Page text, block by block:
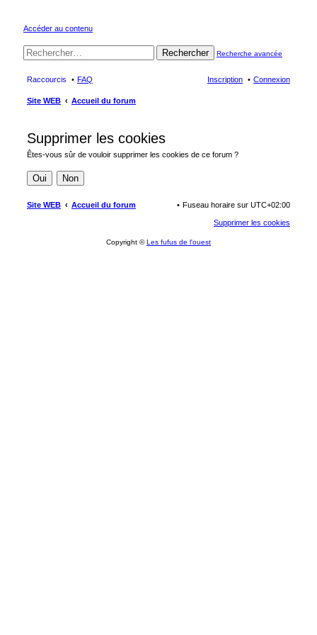
Accéder au contenu
Rechercher Recherche avancée
Raccourcis FAQ Connexion
Inscription
Site WEB Accueil du forum
Supprimer les cookies
Êtes-vous sûr de vouloir supprimer les cookies de ce forum ?
Site WEB Accueil du forum Fuseau horaire sur UTC+02:00
Supprimer les cookies
Copyright ©Les fufus de l'ouest